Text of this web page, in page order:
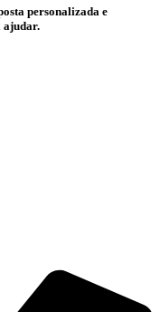
personalizada e
ajudar.